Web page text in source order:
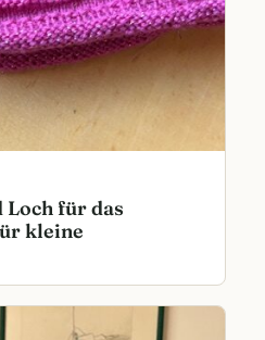
für das
kleine